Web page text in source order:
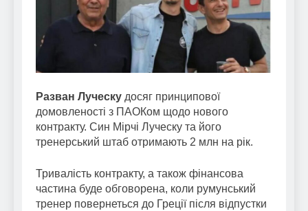
Разван Луческу досяг принципової
домовленості з ПАОКом щодо нового
контракту. Син Мірчі Луческу та його
тренерський штаб отримають 2 млн на рік.
Тривалість контракту, а також фінансова
частина буде обговорена, коли румунський
тренер повернеться до Греції після відпустки